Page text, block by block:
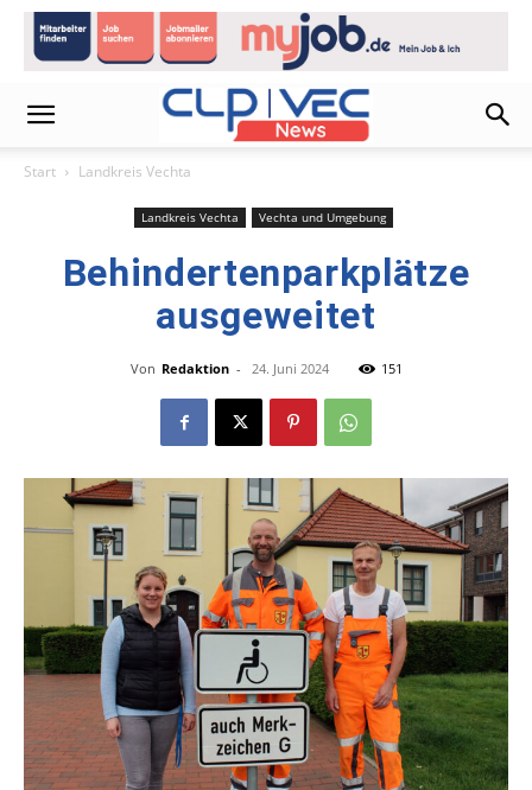
Start Landkreis Vechta
Landkreis Vechta Vechta und Umgebung
Behindertenparkplätze
ausgeweitet
Von Redaktion - 24. Juni 2024 151